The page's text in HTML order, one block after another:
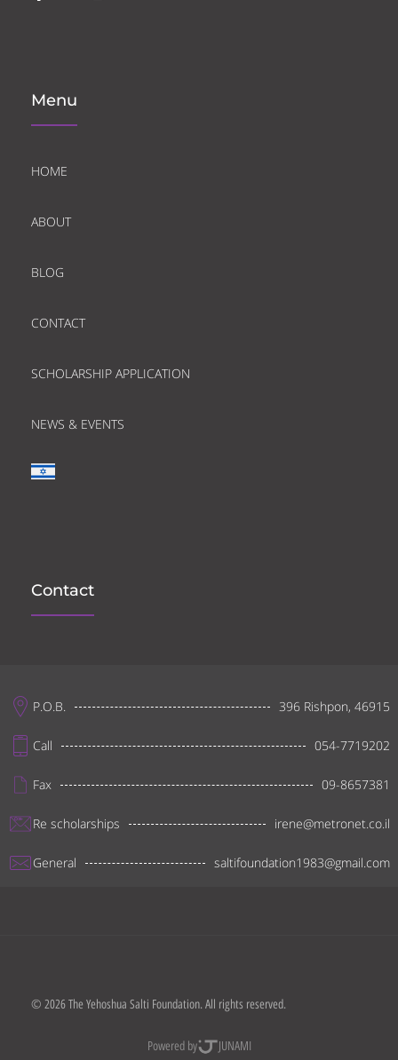
Menu
HOME
ABOUT
BLOG
CONTACT
SCHOLARSHIP APPLICATION
NEWS & EVENTS
Contact
P.O.B. 396 Rishpon, 46915
Call 054-7719202
Fax 09-8657381
Re scholarships irene@metronet.co.il
General saltifoundation1983@gmail.com
© 2026 The Yehoshua Salti Foundation. All rights reserved.
Powered by JUNAMI